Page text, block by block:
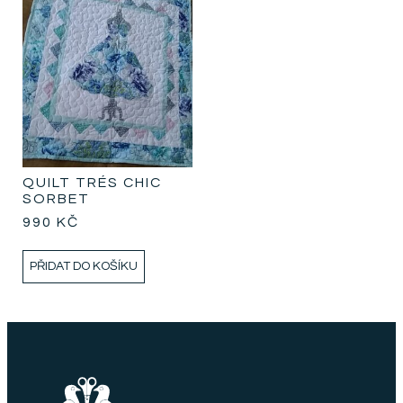
QUILT TRÉS CHIC
SORBET
990KČ
PŘIDAT DO KOŠÍKU